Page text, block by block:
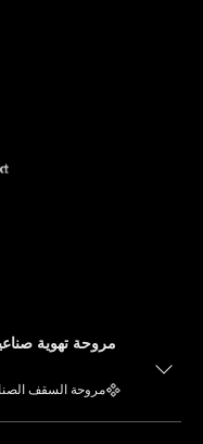
مروحة تهوية
مروحة السقف